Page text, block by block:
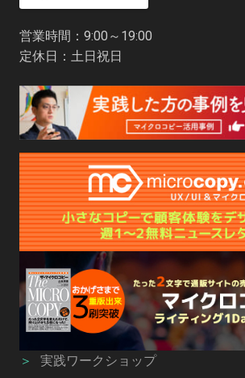
営業時間：9:00～19:00
定休日：土日祝日
＞ 実践ワークショップ